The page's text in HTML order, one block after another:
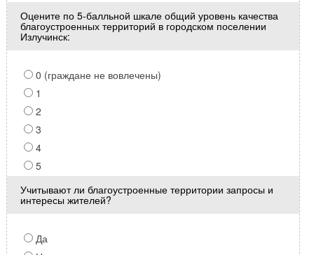
Оцените по 5-балльной шкале общий уровень качества
благоустроенных территорий в городском поселении
Излучинск:
0 (граждане не вовлечены)
1
2
3
4
5
Учитывают ли благоустроенные территории запросы и
интересы жителей?
Да